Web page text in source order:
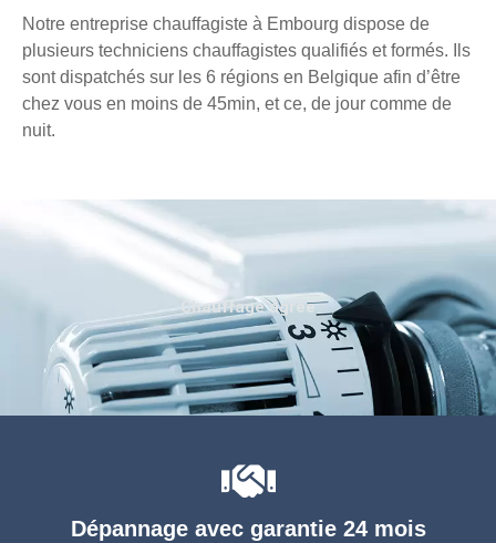
Notre entreprise chauffagiste à Embourg dispose de
plusieurs techniciens chauffagistes qualifiés et formés. Ils
sont dispatchés sur les 6 régions en Belgique afin d’être
chez vous en moins de 45min, et ce, de jour comme de
nuit.
Dépannage avec garantie 24 mois
Chauffage agréé